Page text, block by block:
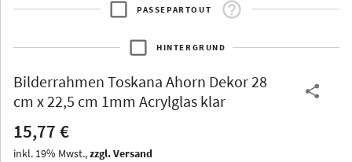
ThurgauPASSEPARTOUT
HINTERGRUND
Bilderrahmen Toskana Ahorn Dekor 28
cm x 22,5 cm 1mm Acrylglas klar
15,77 €
inkl. 19% Mwst.,zzgl. Versand